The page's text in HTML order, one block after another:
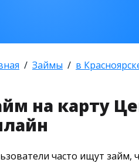
Займы в
на карту
часто ищут займ,